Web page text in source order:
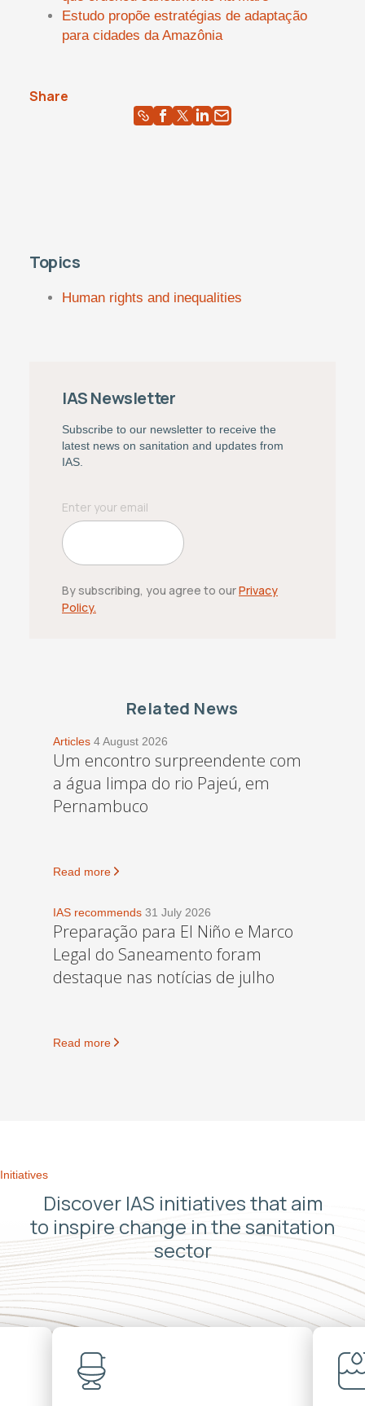
Estudo propõe estratégias de adaptação
para cidades da Amazônia
Share
Topics
Human rights and inequalities
IAS Newsletter
Subscribe to our newsletter to receive the
latest news on sanitation and updates from
IAS.
By subscribing, you agree to ourPrivacy
Policy.
Related News
Articles 4 August 2026
Um encontro surpreendente com
a água limpa do rio Pajeú, em
Pernambuco
Read more
IAS recommends 31 July 2026
Preparação para El Niño e Marco
Legal do Saneamento foram
destaque nas notícias de julho
Read more
Initiatives
Discover IAS initiatives that aim
to inspire change in the sanitation
sector